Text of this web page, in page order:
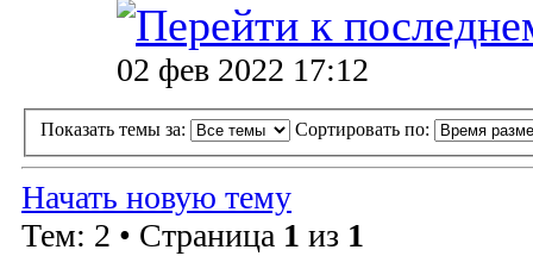
02 фев 2022 17:12
Показать темы за: Сортировать по:
Начать новую тему
Тем: 2 • Страница 1 из 1